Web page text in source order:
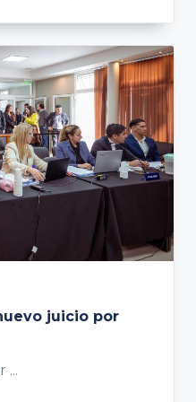
juicio por
...